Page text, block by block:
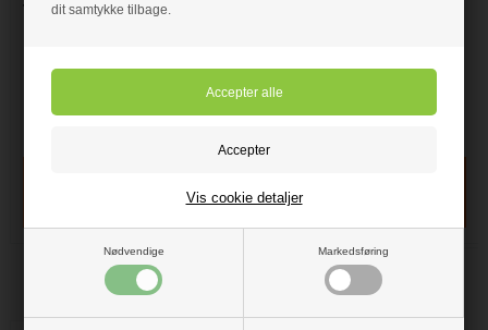
dit samtykke tilbage.
Nødvendige Markedsføring
Vis cookie detaljer
Tilgangsstykke Vl 3/4x1/2
• Tilgangsstykke
• 1/2" - 3/4"
OBS: Normalt bruger man 2 stk. til